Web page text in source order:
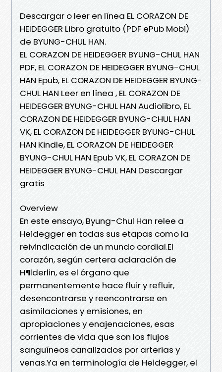
Descargar o leer en línea EL CORAZON DE
HEIDEGGER Libro gratuito (PDF ePub Mobi)
de BYUNG-CHUL HAN.
EL CORAZON DE HEIDEGGER BYUNG-CHUL HAN
PDF, EL CORAZON DE HEIDEGGER BYUNG-CHUL
HAN Epub, EL CORAZON DE HEIDEGGER BYUNG-
CHUL HAN Leer en línea , EL CORAZON DE
HEIDEGGER BYUNG-CHUL HAN Audiolibro, EL
CORAZON DE HEIDEGGER BYUNG-CHUL HAN
VK, EL CORAZON DE HEIDEGGER BYUNG-CHUL
HAN Kindle, EL CORAZON DE HEIDEGGER
BYUNG-CHUL HAN Epub VK, EL CORAZON DE
HEIDEGGER BYUNG-CHUL HAN Descargar
gratis
Overview
En este ensayo, Byung-Chul Han relee a
Heidegger en todas sus etapas como la
reivindicación de un mundo cordial.El
corazón, según certera aclaración de
H¶lderlin, es el órgano que
permanentemente hace fluir y refluir,
desencontrarse y reencontrarse en
asimilaciones y emisiones, en
apropiaciones y enajenaciones, esas
corrientes de vida que son los flujos
sanguíneos canalizados por arterias y
venas.Ya en terminología de Heidegger, el